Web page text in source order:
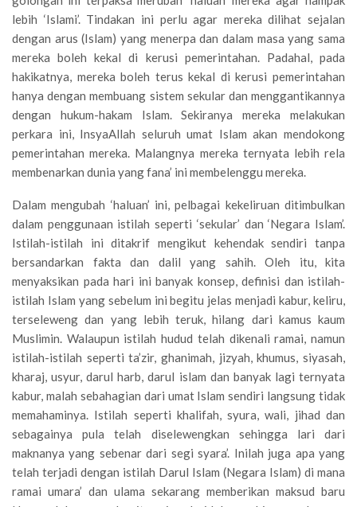
lebih ‘Islami’. Tindakan ini perlu agar mereka dilihat sejalan
dengan arus (Islam) yang menerpa dan dalam masa yang sama
mereka boleh kekal di kerusi pemerintahan. Padahal, pada
hakikatnya, mereka boleh terus kekal di kerusi pemerintahan
hanya dengan membuang sistem sekular dan menggantikannya
dengan hukum-hakam Islam. Sekiranya mereka melakukan
perkara ini, InsyaAllah seluruh umat Islam akan mendokong
pemerintahan mereka. Malangnya mereka ternyata lebih rela
membenarkan dunia yang fana’ ini membelenggu mereka.
Dalam mengubah ‘haluan’ ini, pelbagai kekeliruan ditimbulkan
dalam penggunaan istilah seperti ‘sekular’ dan ‘Negara Islam’.
Istilah-istilah ini ditakrif mengikut kehendak sendiri tanpa
bersandarkan fakta dan dalil yang sahih. Oleh itu, kita
menyaksikan pada hari ini banyak konsep, definisi dan istilah-
istilah Islam yang sebelum ini begitu jelas menjadi kabur, keliru,
terseleweng dan yang lebih teruk, hilang dari kamus kaum
Muslimin. Walaupun istilah hudud telah dikenali ramai, namun
istilah-istilah seperti ta’zir, ghanimah, jizyah, khumus, siyasah,
kharaj, usyur, darul harb, darul islam dan banyak lagi ternyata
kabur, malah sebahagian dari umat Islam sendiri langsung tidak
memahaminya. Istilah seperti khalifah, syura, wali, jihad dan
sebagainya pula telah diselewengkan sehingga lari dari
maknanya yang sebenar dari segi syara’. Inilah juga apa yang
telah terjadi dengan istilah Darul Islam (Negara Islam) di mana
ramai umara’ dan ulama sekarang memberikan maksud baru